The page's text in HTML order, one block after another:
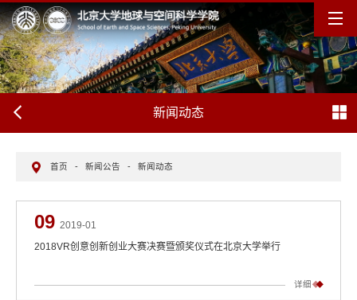
新闻动态
首页 - 新闻公告 - 新闻动态
09 2019-01
2018VR创意创新创业大赛决赛暨颁奖仪式在北京大学举行
详细